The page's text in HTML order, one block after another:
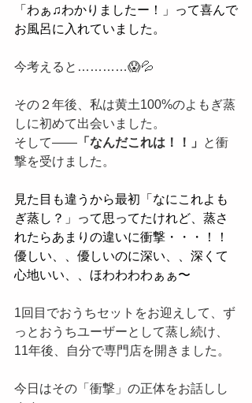
「わぁ♫わかりましたー！」って喜んで
お風呂に入れていました。
今考えると…………😱💦
その２年後、私は黄土100%のよもぎ蒸
しに初めて出会いました。
そして—— 「なんだこれは！！」
と衝
撃を受けました。
見た目も違うから最初「なにこれよも
ぎ蒸し？」って思ってたけれど、蒸さ
れたらあまりの違いに衝撃・・・！！
優しい、、優しいのに深い、、深くて
心地いい、、ほわわわわぁぁ〜
1回目でおうちセットをお迎えして、ず
っとおうちユーザーとして蒸し続け、
11年後、自分で専門店を開きました。
今日はその「衝撃」の正体をお話しし